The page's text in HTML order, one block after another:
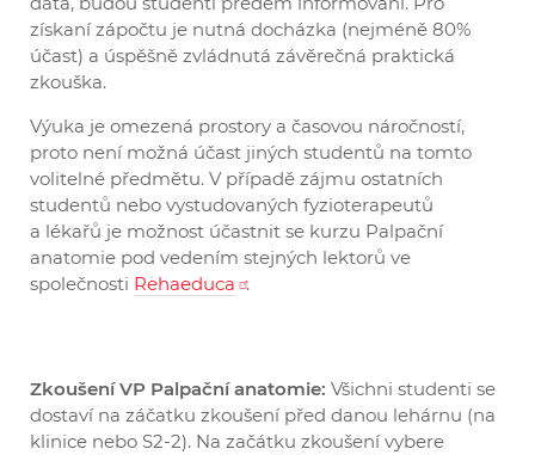
získaní zápočtu je nutná docházka (nejméně 80%
účast) a úspěšně zvládnutá závěrečná praktická
zkouška.
Výuka je omezená prostory a časovou náročností,
proto není možná účast jiných studentů na tomto
volitelné předmětu. V případě zájmu ostatních
studentů nebo vystudovaných fyzioterapeutů
a lékařů je možnost účastnit se kurzu Palpační
anatomie pod vedením stejných lektorů ve
společnosti Rehaeduca .
Zkoušení VP Palpační anatomie: Všichni studenti se
dostaví na záčatku zkoušení před danou lehárnu (na
klinice nebo S2-2). Na začátku zkoušení vybere